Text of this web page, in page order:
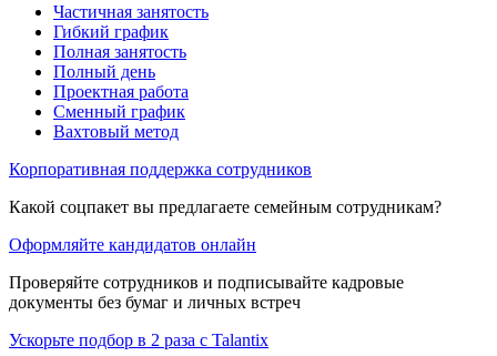
Частичная занятость
Гибкий график
Полная занятость
Полный день
Проектная работа
Сменный график
Вахтовый метод
Корпоративная поддержка сотрудников
Какой соцпакет вы предлагаете семейным сотрудникам?
Оформляйте кандидатов онлайн
Проверяйте сотрудников и подписывайте кадровые
документы без бумаг и личных встреч
Ускорьте подбор в 2 раза с Talantix